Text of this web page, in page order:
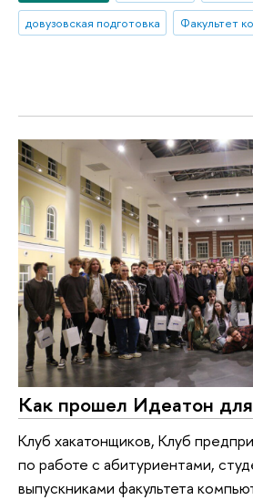
довузовская подготовка
Факультет
Как прошел Идеатон
Клуб хакатонщиков, Клуб
по работе с абитуриентами,
выпускниками факультета